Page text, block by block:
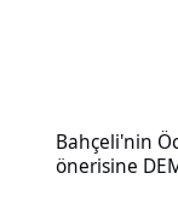
Bahçeli'nin
önerisine